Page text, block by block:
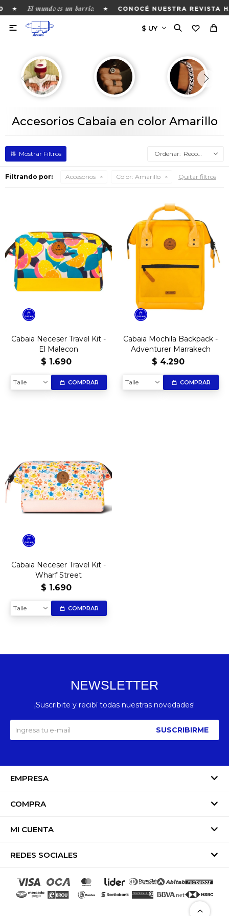
★ El mundo es un barrio. ★ CONOCÉ NUESTRA REVISTA

Accesorios Cabaia en color Amarillo
Recomendados
Filtrando por: Accesorios Color: Amarillo Quitar filtros
Cabaia Neceser Travel Kit -
El Malecon
$ 1.690
Talle COMPRAR
Cabaia Mochila Backpack -
Adventurer Marrakech
$ 4.290
Talle COMPRAR
Cabaia Neceser Travel Kit -
Wharf Street
$ 1.690
Talle COMPRAR
EMPRESA
COMPRA
MI CUENTA
REDES SOCIALES
NEWSLETTER
¡Suscribite y recibí todas nuestras novedades!
SUSCRIBIRME